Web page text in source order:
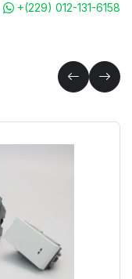
+(229) 012-131-6158